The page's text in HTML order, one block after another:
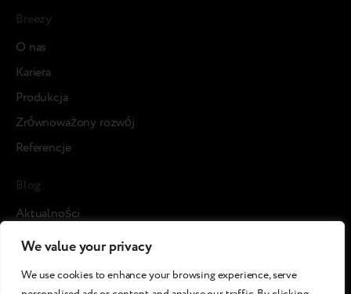
We value your privacy
We use cookies to enhance your browsing experience, serve
Breezy
О nas
Kariera
Produkcja
Zrównoważony rozwój
Referencje
Blog
Aktualności
Studia przypadku
Artykuły